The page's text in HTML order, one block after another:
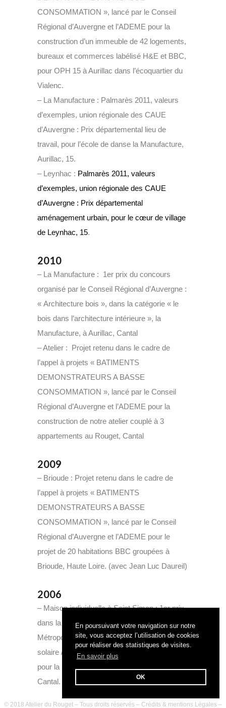
En poursuivant votre navigation sur notre
site, vous acceptez l’utilisation de cookies
pour réaliser des statistiques de visites.
En savoir plus
OK
CONSOMMATION », lancé par le Conseil
Régional d’Auvergne et l’ADEME pour la
construction d’un immeuble de 42 logements,
bureaux et commerces labélisé H&E et BBC,
pour OPH 15 à Aurillac dans l’écoquartier du
Vialenc.
– La Manufacture : Palmarès 2011, valeurs
d’exemples, union régionale des CAUE
d’Auvergne : Prix départemental lieu de
travail, pour l’école de danse la Manufacture,
Aurillac, 15.
– Leynhac : Palmarès 2011, valeurs
d’exemples, union régionale des CAUE
d’Auvergne : Prix départemental
aménagement urbain, pour le cœur de village
de Leynhac, 15.
2010
– La Manufacture : 1er prix du concours
organisé par le Conseil Régional d’Auvergne :
« Architecture bois », dans la catégorie « le
bois dans l’architecture intérieure », la
Manufacture, à Aurillac, Cantal
– Atelier : Projet retenu dans le cadre de
l’appel à projets « BATIMENTS
DEMONSTRATEURS A BASSE
CONSOMMATION », lancé par le Conseil
Régional d’Auvergne et l’ADEME pour la
construction de notre atelier couplé à 3
appartements au Rouget, Cantal
2009
– Brioude : Projet retenu dans le cadre de
l’appel à projets « BATIMENTS
DEMONSTRATEURS A BASSE
CONSOMMATION », lancé par le Conseil
Régional d’Auvergne et l’ADEME pour le
projet de 20 habitations BBC groupées à
Brioude, Haute Loire. (avec Jean Luc Daureil)
2006
– Maison individuelle à Saint Simon : 1er prix
dans la catégorie « Maison Individuelle en
Métropole »pour le dixième concours habitat
solaire / habitat d’aujourd’hui, Observ’ER,
pour la maison « Rimbault » à Saint-Simon,
Cantal.
© 2018 Atelier du Rouget – Tous droits réservés – Crédits & mentions Légales –